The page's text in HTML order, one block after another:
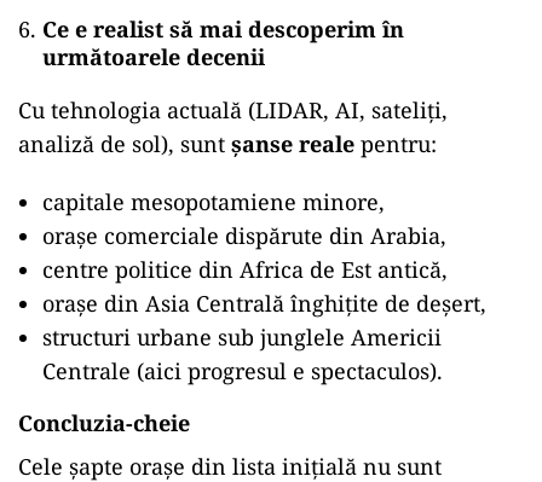
Ce e realist să mai descoperim în
următoarele decenii
Cu tehnologia actuală (LIDAR, AI, sateliți,
analiză de sol), sunt șanse reale pentru:
capitale mesopotamiene minore,
orașe comerciale dispărute din Arabia,
centre politice din Africa de Est antică,
orașe din Asia Centrală înghițite de deșert,
structuri urbane sub junglele Americii
Centrale (aici progresul e spectaculos).
Concluzia-cheie
Cele șapte orașe din lista inițială nu sunt